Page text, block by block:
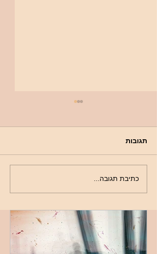
ציירי לי עולם – לראוֹת טוּב
תגובות
כתיבת תגובה...